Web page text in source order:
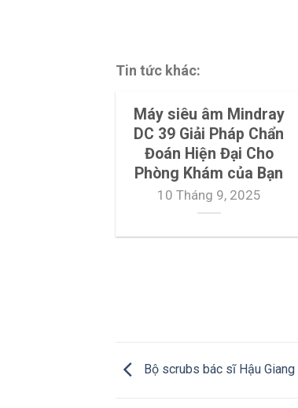
Tin tức khác:
Máy siêu âm Mindray
DC 39 Giải Pháp Chẩn
Đoán Hiện Đại Cho
Phòng Khám của Bạn
10 Tháng 9, 2025
Bộ scrubs bác sĩ Hậu Giang